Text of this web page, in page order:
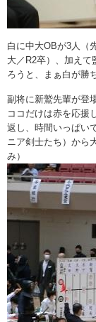
白に中大OBが3人（
大／R2卒）、加えて
ろうと、まぁ白が勝
副将に新鷲先輩が登
ココだけは赤を応援
返し、時間いっぱい
ニア剣士たち）から
み）